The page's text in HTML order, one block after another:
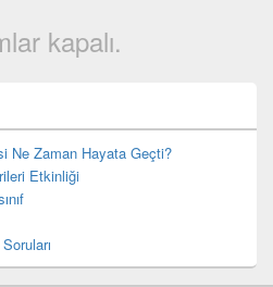
kapalı.
Ne Zaman Hayata Geçti?
Etkinliği